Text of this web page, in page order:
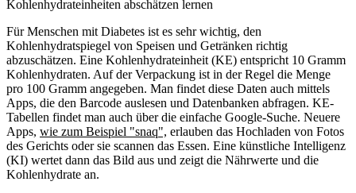
Kohlenhydrateinheiten abschätzen lernen
Für Menschen mit Diabetes ist es sehr wichtig, den
Kohlenhydratspiegel von Speisen und Getränken richtig
abzuschätzen. Eine Kohlenhydrateinheit (KE) entspricht 10 Gramm
Kohlenhydraten. Auf der Verpackung ist in der Regel die Menge
pro 100 Gramm angegeben. Man findet diese Daten auch mittels
Apps, die den Barcode auslesen und Datenbanken abfragen. KE-
Tabellen findet man auch über die einfache Google-Suche. Neuere
Apps, wie zum Beispiel "snaq", erlauben das Hochladen von Fotos
des Gerichts oder sie scannen das Essen. Eine künstliche Intelligenz
(KI) wertet dann das Bild aus und zeigt die Nährwerte und die
Kohlenhydrate an.